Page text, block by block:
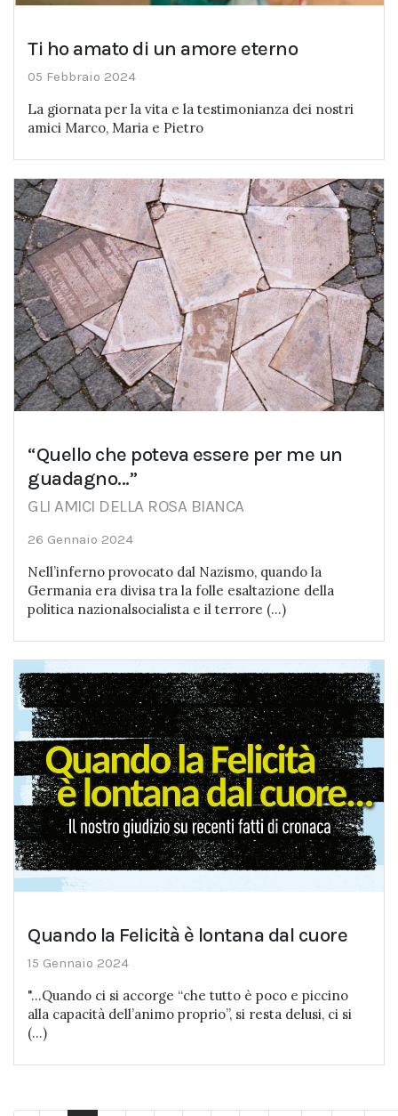
Ti ho amato di un amore eterno
05 Febbraio 2024
La giornata per la vita e la testimonianza dei nostri
amici Marco, Maria e Pietro
“Quello che poteva essere per me un
guadagno…”
GLI AMICI DELLA ROSA BIANCA
26 Gennaio 2024
Nell’inferno provocato dal Nazismo, quando la
Germania era divisa tra la folle esaltazione della
politica nazionalsocialista e il terrore (...)
Quando la Felicità è lontana dal cuore
15 Gennaio 2024
"...Quando ci si accorge “che tutto è poco e piccino
alla capacità dell’animo proprio”, si resta delusi, ci si
(...)